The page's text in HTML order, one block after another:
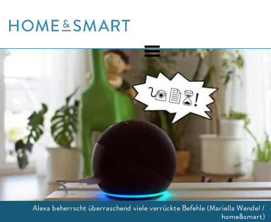
to
Alexa beherrscht überraschend viele verrückte Befehle(Mariella Wendel /
home&smart)